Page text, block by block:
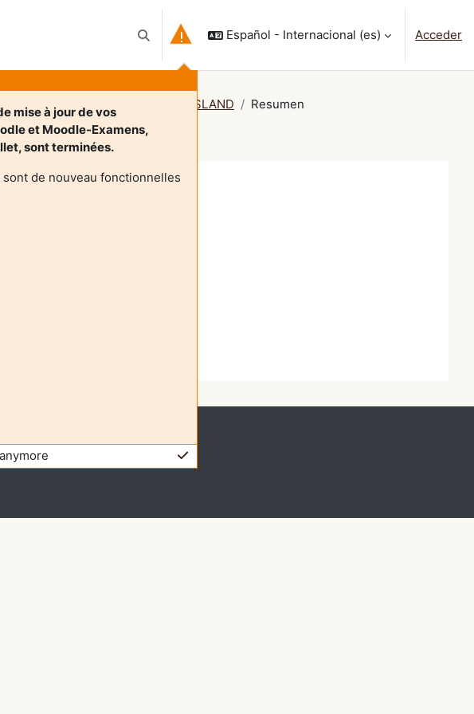
Selector de búsqueda de entrada
mise à jour de vos
et Moodle-Examens,
sont terminées.
de nouveau fonctionnelles
Español - Internacional ‎(es)‎ Acceder
à la santé - P.BOUNY T.WEISSLAND Resumen